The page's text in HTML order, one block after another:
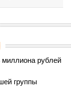
сданного
ждать от